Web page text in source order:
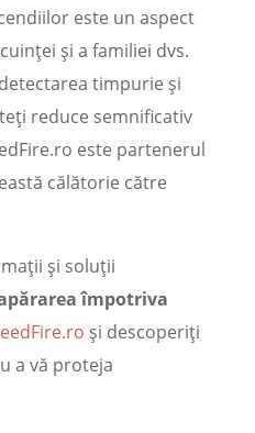
este un aspect
și a familiei dvs.
timpurie și
reduce semnificativ
este partenerul
călătorie către
și soluții
împotriva
și descoperiți
a vă proteja